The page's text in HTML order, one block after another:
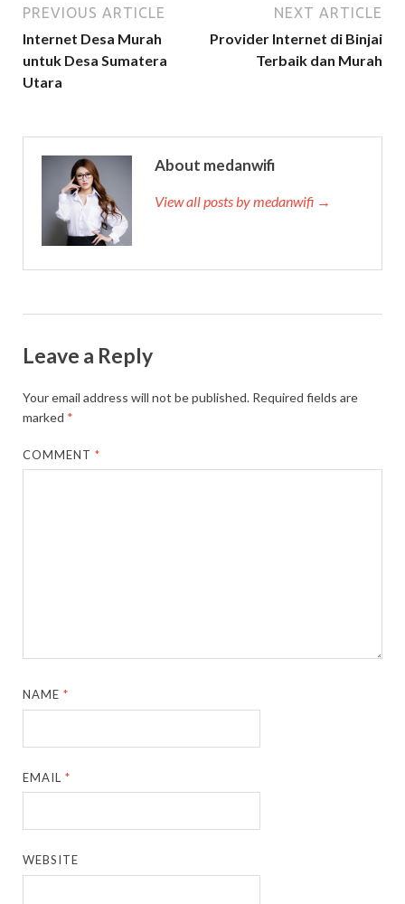
PREVIOUS ARTICLE
Internet Desa Murah
untuk Desa Sumatera
Utara
NEXT ARTICLE
Provider Internet di Binjai
Terbaik dan Murah
About medanwifi
View all posts by medanwifi →
Leave a Reply
Your email address will not be published. Required fields are
marked *
COMMENT*
NAME*
EMAIL*
WEBSITE